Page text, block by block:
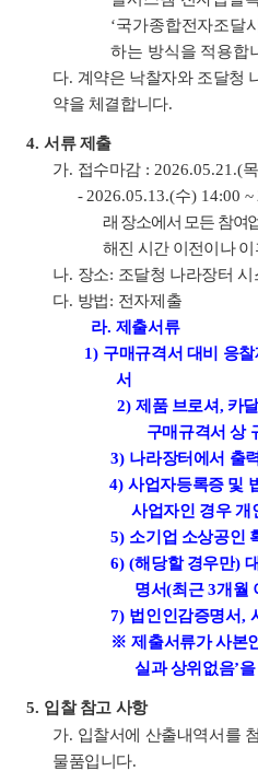
‘국가종합전자조달
하는 방식을 적용합
다. 계약은 낙찰자와 조달청
약을 체결합니다.
4. 서류 제출
가. 접수마감 : 2026.05.21.(목
- 2026.05.13.(수) 14:00 ~
래 장소에서 모든 참여
해진 시간 이전이나
나. 장소: 조달청 나라장터 시
다. 방법: 전자제출
라. 제출서류
1) 구매규격서 대비 응
서
2) 제품 브로셔, 카
구매규격서 상
3) 나라장터에서 출
4)사업자등록증 및
사업자인 경우 개
5) 소기업 소상공인
6) (해당할 경우만)
명서(최근3개월
7) 법인인감증명서,
※제출서류가 사본
실과 상위없음’
5. 입찰 참고 사항
가. 입찰서에 산출내역서를
물품입니다.